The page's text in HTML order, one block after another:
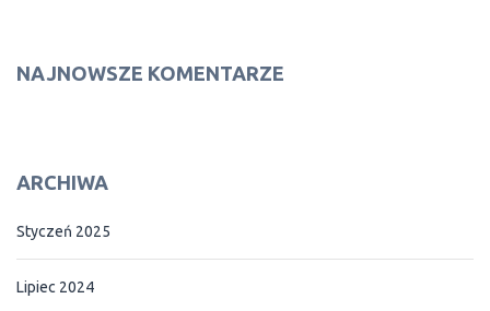
NAJNOWSZE KOMENTARZE
ARCHIWA
Styczeń 2025
Lipiec 2024